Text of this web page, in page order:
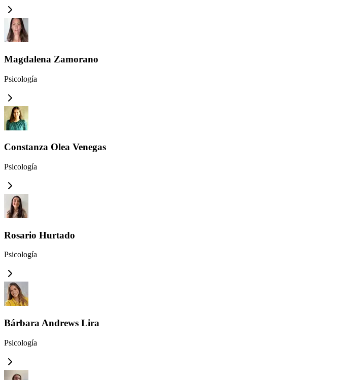
Magdalena Zamorano
Psicología
Constanza Olea Venegas
Psicología
Rosario Hurtado
Psicología
Bárbara Andrews Lira
Psicología